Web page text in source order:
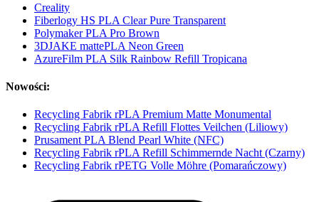
Creality
Fiberlogy HS PLA Clear Pure Transparent
Polymaker PLA Pro Brown
3DJAKE mattePLA Neon Green
AzureFilm PLA Silk Rainbow Refill Tropicana
Nowości:
Recycling Fabrik rPLA Premium Matte Monumental
Recycling Fabrik rPLA Refill Flottes Veilchen (Liliowy)
Prusament PLA Blend Pearl White (NFC)
Recycling Fabrik rPLA Refill Schimmernde Nacht (Czarny)
Recycling Fabrik rPETG Volle Möhre (Pomarańczowy)